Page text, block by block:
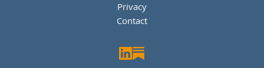
Privacy
Contact